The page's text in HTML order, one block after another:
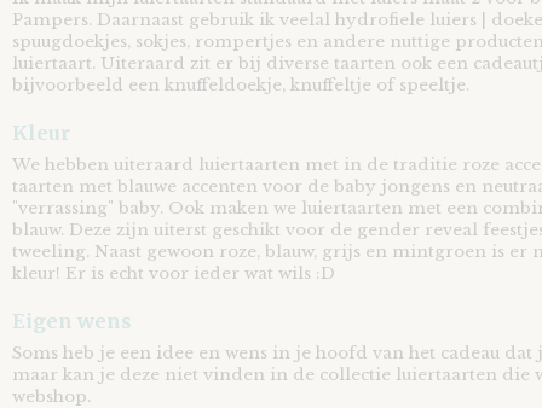
Pampers. Daarnaast gebruik ik veelal hydrofiele luiers |
spuugdoekjes, sokjes, rompertjes en andere nuttige
luiertaart. Uiteraard zit er bij diverse taarten ook een
bijvoorbeeld een knuffeldoekje, knuffeltje of speeltje.
Kleur
We hebben uiteraard luiertaarten met in de traditie roze
taarten met blauwe accenten voor de baby jongens en
"verrassing" baby. Ook maken we luiertaarten met een
blauw. Deze zijn uiterst geschikt voor de gender reveal
tweeling. Naast gewoon roze, blauw, grijs en mintgroen is er
kleur! Er is echt voor ieder wat wils :D
Eigen wens
Soms heb je een idee en wens in je hoofd van het cadeau
maar kan je deze niet vinden in de collectie luiertaarten die
webshop.